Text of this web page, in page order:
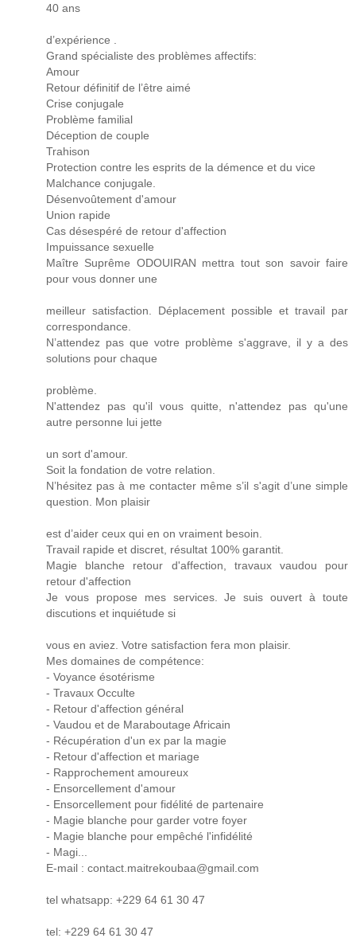
40 ans
d’expérience .
Grand spécialiste des problèmes affectifs:
Amour
Retour définitif de l’être aimé
Crise conjugale
Problème familial
Déception de couple
Trahison
Protection contre les esprits de la démence et du vice
Malchance conjugale.
Désenvoûtement d'amour
Union rapide
Cas désespéré de retour d'affection
Impuissance sexuelle
Maître Suprême ODOUIRAN mettra tout son savoir faire
pour vous donner une
meilleur satisfaction. Déplacement possible et travail par
correspondance.
N’attendez pas que votre problème s'aggrave, il y a des
solutions pour chaque
problème.
N'attendez pas qu'il vous quitte, n'attendez pas qu'une
autre personne lui jette
un sort d'amour.
Soit la fondation de votre relation.
N’hésitez pas à me contacter même s’il s'agit d’une simple
question. Mon plaisir
est d’aider ceux qui en on vraiment besoin.
Travail rapide et discret, résultat 100% garantit.
Magie blanche retour d'affection, travaux vaudou pour
retour d'affection
Je vous propose mes services. Je suis ouvert à toute
discutions et inquiétude si
vous en aviez. Votre satisfaction fera mon plaisir.
Mes domaines de compétence:
- Voyance ésotérisme
- Travaux Occulte
- Retour d'affection général
- Vaudou et de Maraboutage Africain
- Récupération d'un ex par la magie
- Retour d'affection et mariage
- Rapprochement amoureux
- Ensorcellement d'amour
- Ensorcellement pour fidélité de partenaire
- Magie blanche pour garder votre foyer
- Magie blanche pour empêché l'infidélité
- Magi...
E-mail : contact.maitrekoubaa@gmail.com
tel whatsapp: +229 64 61 30 47
tel: +229 64 61 30 47